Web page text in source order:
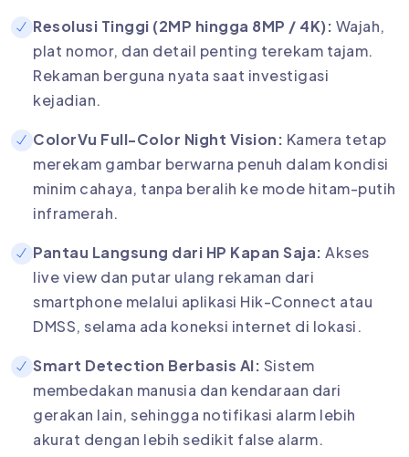
Resolusi Tinggi (2MP hingga 8MP / 4K): Wajah,
plat nomor, dan detail penting terekam tajam.
Rekaman berguna nyata saat investigasi
kejadian.
ColorVu Full-Color Night Vision: Kamera tetap
merekam gambar berwarna penuh dalam kondisi
minim cahaya, tanpa beralih ke mode hitam-putih
inframerah.
Pantau Langsung dari HP Kapan Saja: Akses
live view dan putar ulang rekaman dari
smartphone melalui aplikasi Hik-Connect atau
DMSS, selama ada koneksi internet di lokasi.
Smart Detection Berbasis AI: Sistem
membedakan manusia dan kendaraan dari
gerakan lain, sehingga notifikasi alarm lebih
akurat dengan lebih sedikit false alarm.